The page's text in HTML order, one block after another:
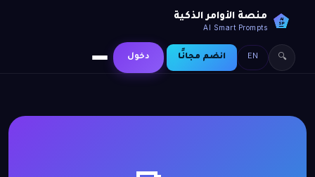
AI
SP
منصة الأوامر الذكية
AI Smart Prompts
🔍
EN انضم مجانًا دخول